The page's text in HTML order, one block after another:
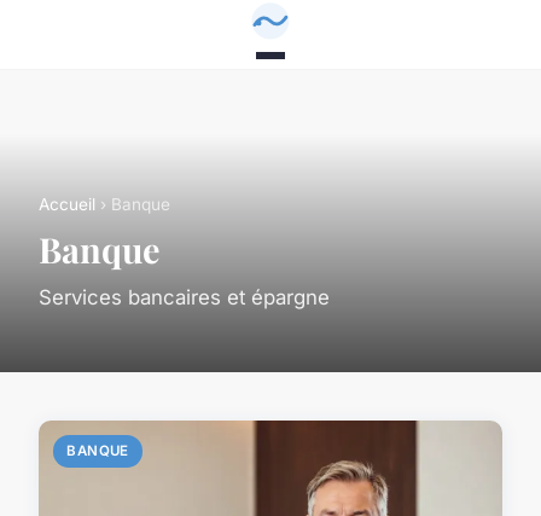
Accueil › Banque
Banque
Services bancaires et épargne
BANQUE